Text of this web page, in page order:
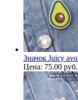
Значок Juicy
Цена: 75.00 руб.